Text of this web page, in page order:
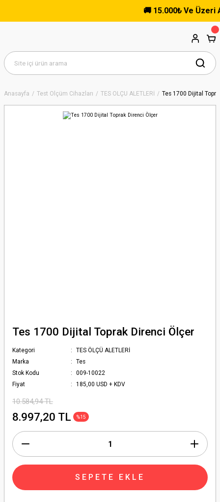
🚚 15.000₺ Ve Üzeri
Anasayfa Test Ölçüm Cihazları TES ÖLÇÜ ALETLERİ Tes 1700 Dijital
Tes 1700 Dijital Toprak Direnci Ölçer
Kategori
TES ÖLÇÜ ALETLERİ
Marka
Tes
Stok Kodu
009-10022
Fiyat
185,00 USD + KDV
10.584,94 TL
8.997,20 TL %15
SEPETE EKLE